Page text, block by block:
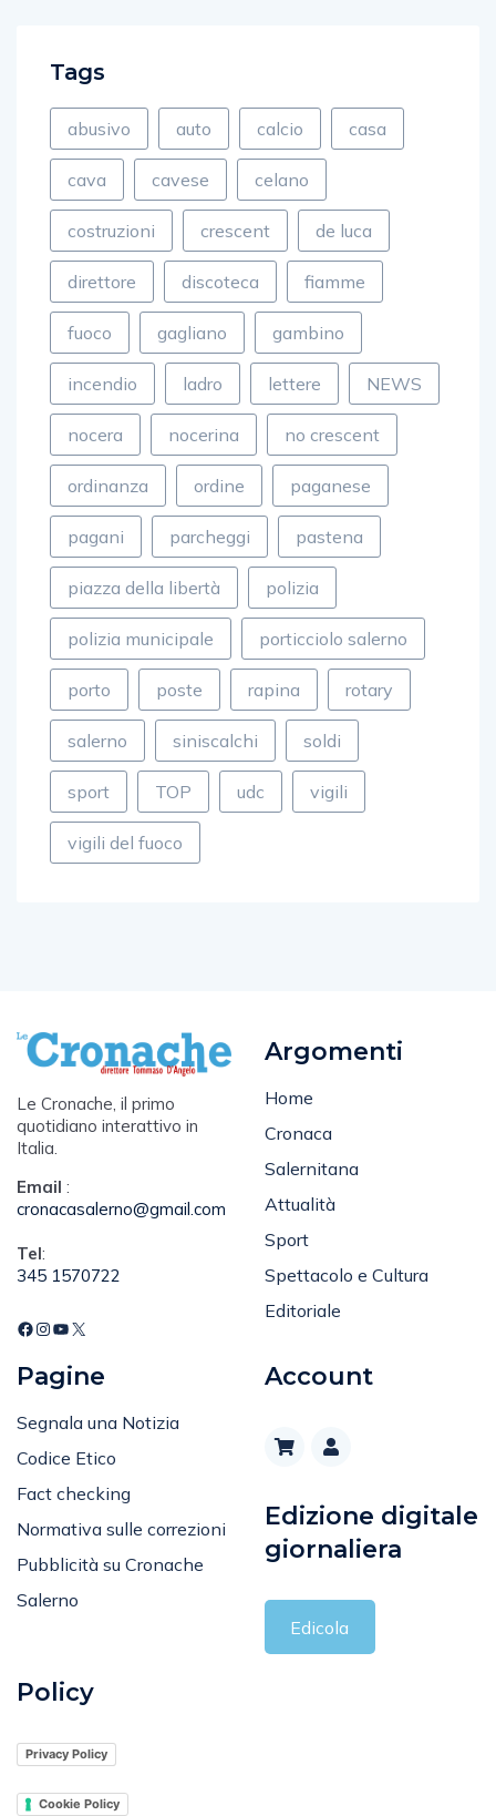
Tags
abusivo auto calcio casa
cava cavese celano
costruzioni crescent de luca
direttore discoteca fiamme
fuoco gagliano gambino
incendio ladro lettere NEWS
nocera nocerina no crescent
ordinanza ordine paganese
pagani parcheggi pastena
piazza della libertà polizia
polizia municipale porticciolo salerno
porto poste rapina rotary
salerno siniscalchi soldi
sport TOP udc vigili
vigili del fuoco
Le Cronache, il primo
quotidiano interattivo in
Italia.
Email :
cronacasalerno@gmail.com
Tel:
345 1570722
Argomenti
Home
Cronaca
Salernitana
Attualità
Sport
Spettacolo e Cultura
Editoriale
Pagine
Segnala una Notizia
Codice Etico
Fact checking
Normativa sulle correzioni
Pubblicità su Cronache
Salerno
Account
Edizione digitale
giornaliera
Edicola
Policy
Privacy Policy
Cookie Policy